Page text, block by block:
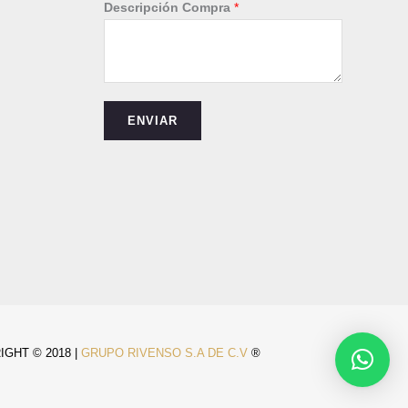
i
*
T
Descripción Compra *
ENVIAR
© 2018 |GRUPO RIVENSO S.A DE C.V ®